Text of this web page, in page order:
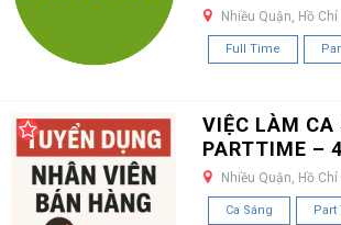
Nhiều Quận, Hồ Chí
Full Time
VIỆC LÀM CA
PARTTIME –
Nhiều Quận, Hồ Chí
Ca Sáng Part